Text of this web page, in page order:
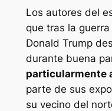
Los autores del
que tras la
Donald Trump
durante buena
particularmente
parte de sus
su vecino del